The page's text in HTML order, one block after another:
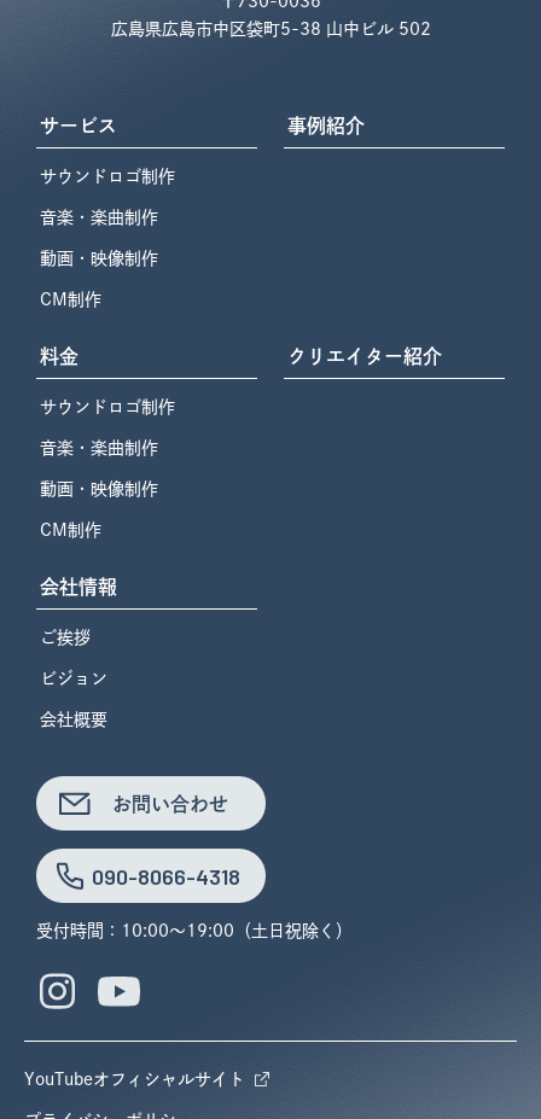
広島県広島市中区袋町5-38 山中ビル 502
サービス
サウンドロゴ制作
音楽・楽曲制作
動画・映像制作
CM制作
事例紹介
料金
サウンドロゴ制作
音楽・楽曲制作
動画・映像制作
CM制作
クリエイター紹介
会社情報
ご挨拶
ビジョン
会社概要
お問い合わせ
090-8066-4318
受付時間：10:00〜19:00（土日祝除く）
YouTubeオフィシャルサイト